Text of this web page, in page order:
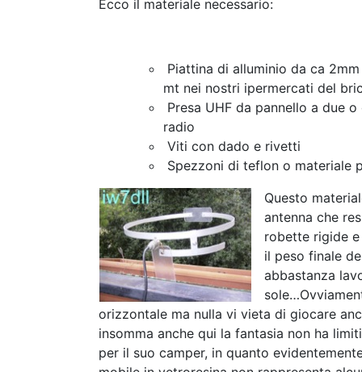
Ecco il materiale necessario:
Piattina di alluminio da ca
mt nei nostri ipermercati del
Presa UHF da pannello a due
radio
Viti con dado e rivetti
Spezzoni di teflon o materiale
Questo
antenna che
robette rigide
il peso finale
abbastanza
orizzontale ma nulla vi vieta di giocare
insomma anche qui la fantasia non ha
per il suo camper, in quanto